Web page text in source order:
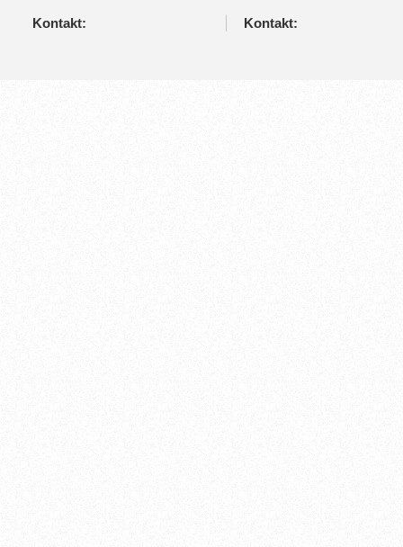
Kontakt: Kontakt: